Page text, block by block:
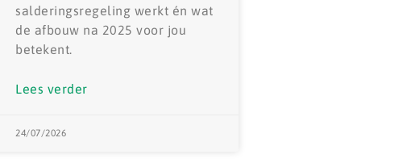
salderingsregeling werkt én wat
de afbouw na 2025 voor jou
betekent.
Lees verder
24/07/2026